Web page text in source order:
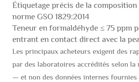
Étiquetage précis de la
norme GSO 1829:2014
Teneur en formaldéhyde ≤ 75 ppm
entrant en contact direct avec la
Les principaux acheteurs exigent des
par des laboratoires accrédités selon la
— et non des données internes